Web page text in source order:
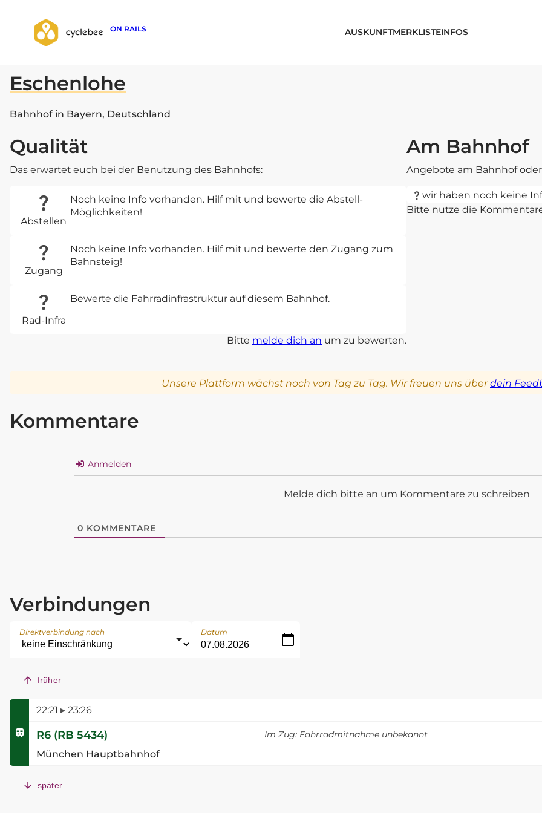
ON RAILS AUSKUNFTMERKLISTEINFOS
zurück zur Suche
Eschenlohe
Bahnhof in Bayern, Deutschland
Qualität
Das erwartet euch bei der Benutzung des Bahnhofs:
Abstellen
Noch keine Info vorhanden. Hilf mit und bewerte die Abstell-
Möglichkeiten!
Zugang
Noch keine Info vorhanden. Hilf mit und bewerte den Zugang zum
Bahnsteig!
Rad-Infra
Bewerte die Fahrradinfrastruktur auf diesem Bahnhof.
Bitte melde dich an um zu bewerten.
Am Bahnhof
Angebote am Bahnhof
wir haben noch keine
Bitte nutze die
Unsere Plattform wächst noch von Tag zu Tag. Wir freuen uns überdein
Kommentare
Anmelden
Melde dich bitte an um Kommentare zu schreiben
0 KOMMENTARE
Verbindungen
Direktverbindung nach Datum
früher
22:21 ▸ 23:26
R6 (RB 5434)
München Hauptbahnhof
Im Zug: Fahrradmitnahme unbekannt
später